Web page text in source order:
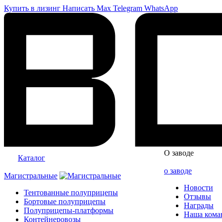
Купить в лизинг Написать Max Telegram WhatsApp
Каталог
Магистральные
Тентованные полуприцепы
Бортовые полуприцепы
Полуприцепы-платформы
Контейнеровозы
О заводе
о заводе
Новости
Отзывы
Награды
Наша